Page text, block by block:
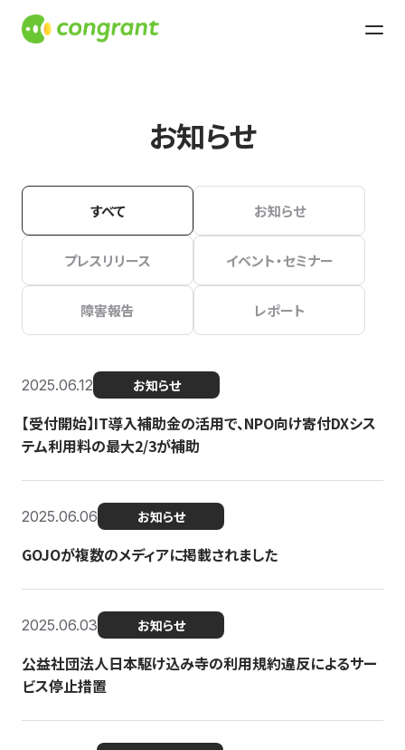
お知らせ
すべて お知らせ
プレスリリース イベント・セミナー
障害報告 レポート
2025.06.12 お知らせ
【受付開始】IT導入補助金の活用で、NPO向け寄付DXシス
テム利用料の最大2/3が補助
2025.06.06 お知らせ
GOJOが複数のメディアに掲載されました
2025.06.03 お知らせ
公益社団法人日本駆け込み寺の利用規約違反によるサー
ビス停止措置